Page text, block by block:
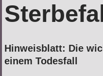
Sterbefall
Hinweisblatt: Die
einem Todesfall